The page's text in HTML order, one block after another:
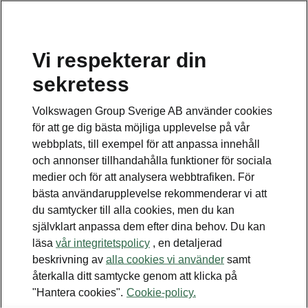
Disclaimers
Kontaktformulär
Se även
Bygg din bil
Hitta återförsäljare
Boka provkörning
Vi respekterar din
sekretess
Volkswagen Group Sverige AB använder cookies
för att ge dig bästa möjliga upplevelse på vår
webbplats, till exempel för att anpassa innehåll
och annonser tillhandahålla funktioner för sociala
medier och för att analysera webbtrafiken. För
bästa användarupplevelse rekommenderar vi att
du samtycker till alla cookies, men du kan
självklart anpassa dem efter dina behov. Du kan
läsa vår integritetspolicy , en detaljerad
beskrivning av alla cookies vi använder samt
återkalla ditt samtycke genom att klicka på
"Hantera cookies". Cookie-policy.